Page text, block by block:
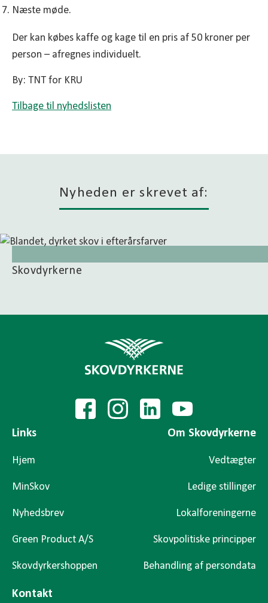
Næste møde.
Der kan købes kaffe og kage til en pris af 50 kroner per
person – afregnes individuelt.
By: TNT for KRU
Tilbage til nyhedslisten
Nyheden er skrevet af:
Skovdyrkerne
Links
Hjem
MinSkov
Nyhedsbrev
Green Product A/S
Skovdyrkershoppen
Om Skovdyrkerne
Vedtægter
Ledige stillinger
Lokalforeningerne
Skovpolitiske principper
Behandling af persondata
Kontakt